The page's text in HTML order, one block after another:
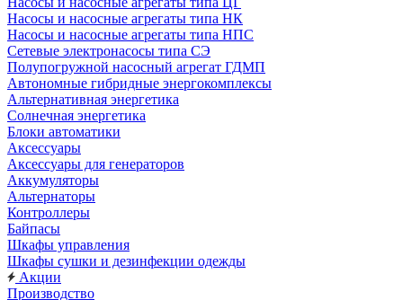
Насосы и насосные агрегаты типа НК
Насосы и насосные агрегаты типа НПС
Сетевые электронасосы типа СЭ
Полупогружной насосный агрегат ГДМП
Автономные гибридные энергокомплексы
Альтернативная энергетика
Солнечная энергетика
Блоки автоматики
Аксессуары
Аксессуары для генераторов
Аккумуляторы
Альтернаторы
Контроллеры
Байпасы
Шкафы управления
Шкафы сушки и дезинфекции одежды
Акции
Производство